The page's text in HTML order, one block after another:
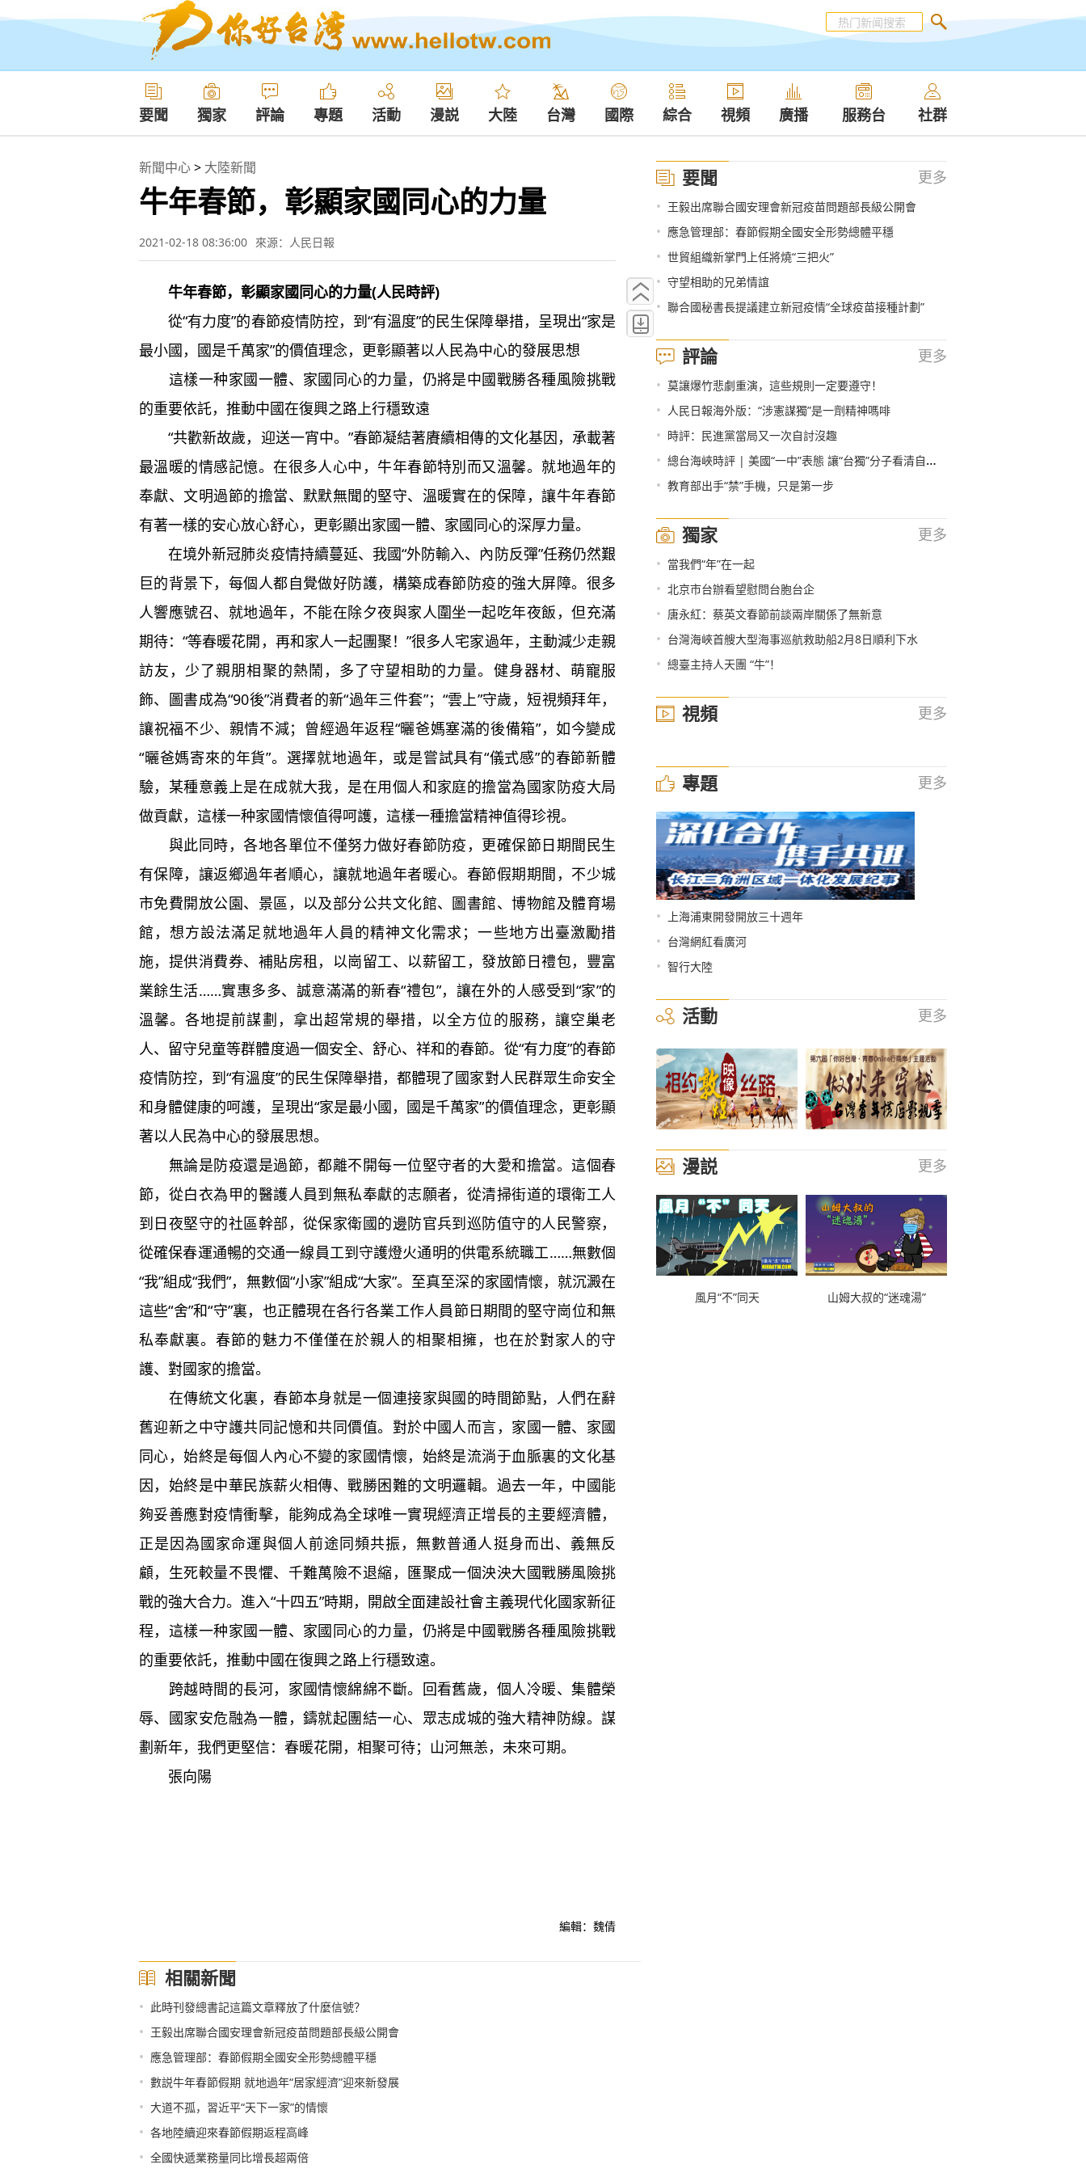
要聞 獨家 評論 專題 活動 漫説 大陸 台灣 國際 綜合 視頻 廣播 服務台 社群
新聞中心> 大陸新聞
牛年春節，彰顯家國同心的力量
2021-02-18 08:36:00 來源：人民日報
牛年春節，彰顯家國同心的力量(人民時評)
從“有力度”的春節疫情防控，到“有溫度”的民生保障舉措，呈現出“家是
最小國，國是千萬家”的價值理念，更彰顯著以人民為中心的發展思想
這樣一种家國一體、家國同心的力量，仍將是中國戰勝各種風險挑戰
的重要依託，推動中國在復興之路上行穩致遠
“共歡新故歲，迎送一宵中。”春節凝結著賡續相傳的文化基因，承載著
最溫暖的情感記憶。在很多人心中，牛年春節特別而又溫馨。就地過年的
奉獻、文明過節的擔當、默默無聞的堅守、溫暖實在的保障，讓牛年春節
有著一樣的安心放心舒心，更彰顯出家國一體、家國同心的深厚力量。
在境外新冠肺炎疫情持續蔓延、我國“外防輸入、內防反彈”任務仍然艱
巨的背景下，每個人都自覺做好防護，構築成春節防疫的強大屏障。很多
人響應號召、就地過年，不能在除夕夜與家人圍坐一起吃年夜飯，但充滿
期待：“等春暖花開，再和家人一起團聚！”很多人宅家過年，主動減少走親
訪友，少了親朋相聚的熱鬧，多了守望相助的力量。健身器材、萌寵服
飾、圖書成為“90後”消費者的新“過年三件套”；“雲上”守歲，短視頻拜年，
讓祝福不少、親情不減；曾經過年返程“曬爸媽塞滿的後備箱”，如今變成
“曬爸媽寄來的年貨”。選擇就地過年，或是嘗試具有“儀式感”的春節新體
驗，某種意義上是在成就大我，是在用個人和家庭的擔當為國家防疫大局
做貢獻，這樣一种家國情懷值得呵護，這樣一種擔當精神值得珍視。
與此同時，各地各單位不僅努力做好春節防疫，更確保節日期間民生
有保障，讓返鄉過年者順心，讓就地過年者暖心。春節假期期間，不少城
市免費開放公園、景區，以及部分公共文化館、圖書館、博物館及體育場
館，想方設法滿足就地過年人員的精神文化需求；一些地方出臺激勵措
施，提供消費券、補貼房租，以崗留工、以薪留工，發放節日禮包，豐富
業餘生活……實惠多多、誠意滿滿的新春“禮包”，讓在外的人感受到“家”的
溫馨。各地提前謀劃，拿出超常規的舉措，以全方位的服務，讓空巢老
人、留守兒童等群體度過一個安全、舒心、祥和的春節。從“有力度”的春節
疫情防控，到“有溫度”的民生保障舉措，都體現了國家對人民群眾生命安全
和身體健康的呵護，呈現出“家是最小國，國是千萬家”的價值理念，更彰顯
著以人民為中心的發展思想。
無論是防疫還是過節，都離不開每一位堅守者的大愛和擔當。這個春
節，從白衣為甲的醫護人員到無私奉獻的志願者，從清掃街道的環衛工人
到日夜堅守的社區幹部，從保家衛國的邊防官兵到巡防值守的人民警察，
從確保春運通暢的交通一線員工到守護燈火通明的供電系統職工……無數個
“我”組成“我們”，無數個“小家”組成“大家”。至真至深的家國情懷，就沉澱在
這些“舍”和“守”裏，也正體現在各行各業工作人員節日期間的堅守崗位和無
私奉獻裏。春節的魅力不僅僅在於親人的相聚相擁，也在於對家人的守
護、對國家的擔當。
在傳統文化裏，春節本身就是一個連接家與國的時間節點，人們在辭
舊迎新之中守護共同記憶和共同價值。對於中國人而言，家國一體、家國
同心，始終是每個人內心不變的家國情懷，始終是流淌于血脈裏的文化基
因，始終是中華民族薪火相傳、戰勝困難的文明邏輯。過去一年，中國能
夠妥善應對疫情衝擊，能夠成為全球唯一實現經濟正增長的主要經濟體，
正是因為國家命運與個人前途同頻共振，無數普通人挺身而出、義無反
顧，生死較量不畏懼、千難萬險不退縮，匯聚成一個泱泱大國戰勝風險挑
戰的強大合力。進入“十四五”時期，開啟全面建設社會主義現代化國家新征
程，這樣一种家國一體、家國同心的力量，仍將是中國戰勝各種風險挑戰
的重要依託，推動中國在復興之路上行穩致遠。
跨越時間的長河，家國情懷綿綿不斷。回看舊歲，個人冷暖、集體榮
辱、國家安危融為一體，鑄就起團結一心、眾志成城的強大精神防線。謀
劃新年，我們更堅信：春暖花開，相聚可待；山河無恙，未來可期。
張向陽
編輯：魏倩
相關新聞
• 此時刊發總書記這篇文章釋放了什麼信號？
• 王毅出席聯合國安理會新冠疫苗問題部長級公開會
• 應急管理部：春節假期全國安全形勢總體平穩
• 數説牛年春節假期 就地過年“居家經濟”迎來新發展
• 大道不孤，習近平“天下一家”的情懷
• 各地陸續迎來春節假期返程高峰
• 全國快遞業務量同比增長超兩倍
要聞 更多
• 王毅出席聯合國安理會新冠疫苗問題部長級公開會
• 應急管理部：春節假期全國安全形勢總體平穩
• 世貿組織新掌門上任將燒“三把火”
• 守望相助的兄弟情誼
• 聯合國秘書長提議建立新冠疫情“全球疫苗接種計劃”
評論 更多
• 莫讓爆竹悲劇重演，這些規則一定要遵守！
• 人民日報海外版：“涉憲謀獨”是一劑精神嗎啡
• 時評：民進黨當局又一次自討沒趣
• 總台海峽時評 | 美國“一中”表態 讓“台獨”分子看清自己幾斤幾兩
• 教育部出手“禁”手機，只是第一步
獨家 更多
• 當我們“年”在一起
• 北京市台辦看望慰問台胞台企
• 唐永紅：蔡英文春節前談兩岸關係了無新意
• 台灣海峽首艘大型海事巡航救助船2月8日順利下水
• 總臺主持人天團 “牛”！
視頻 更多
專題 更多
• 上海浦東開發開放三十週年
• 台灣網紅看廣河
• 智行大陸
活動 更多
漫説 更多
風月“不”同天 山姆大叔的“迷魂湯”